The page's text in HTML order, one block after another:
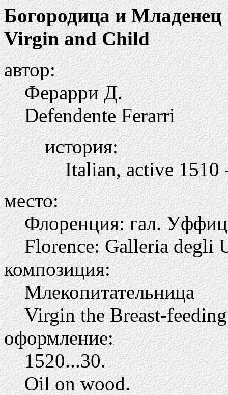
Богородица и Младенец
Virgin and Child
автор:
Ферарри Д.
Defendente Ferarri
история:
Italian, active 1510
место:
Флоренция: гал.
Florence: Galleria degli
композиция:
Млекопитательница
Virgin the Breast-feeding
оформление:
1520...30.
Oil on wood.